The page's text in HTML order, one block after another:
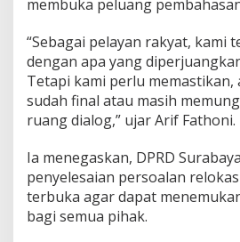
membuka peluang
“Sebagai pelayan rakyat, kami
dengan apa yang
Tetapi kami perlu
sudah final atau masih
ruang dialog,” ujar Arif Fathoni.
Ia menegaskan, DPRD
penyelesaian persoalan
terbuka agar dapat
bagi semua pihak.